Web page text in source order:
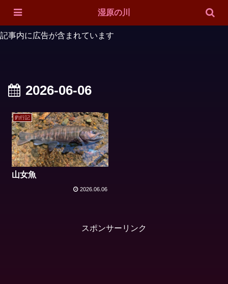
ホーム ルアー紹介 サイトマップ
記事内に広告が含まれています
2026-06-06
釣行記
山女魚
2026.06.06
スポンサーリンク
湿原の川